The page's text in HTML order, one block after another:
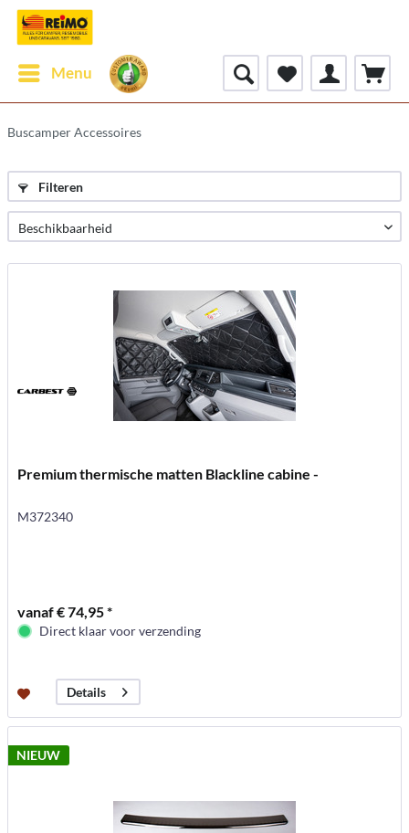
Menu
Buscamper Accessoires
Filteren
Premium thermische matten Blackline cabine -
M372340
vanaf € 74,95 *
Direct klaar voor verzending
Details
NIEUW